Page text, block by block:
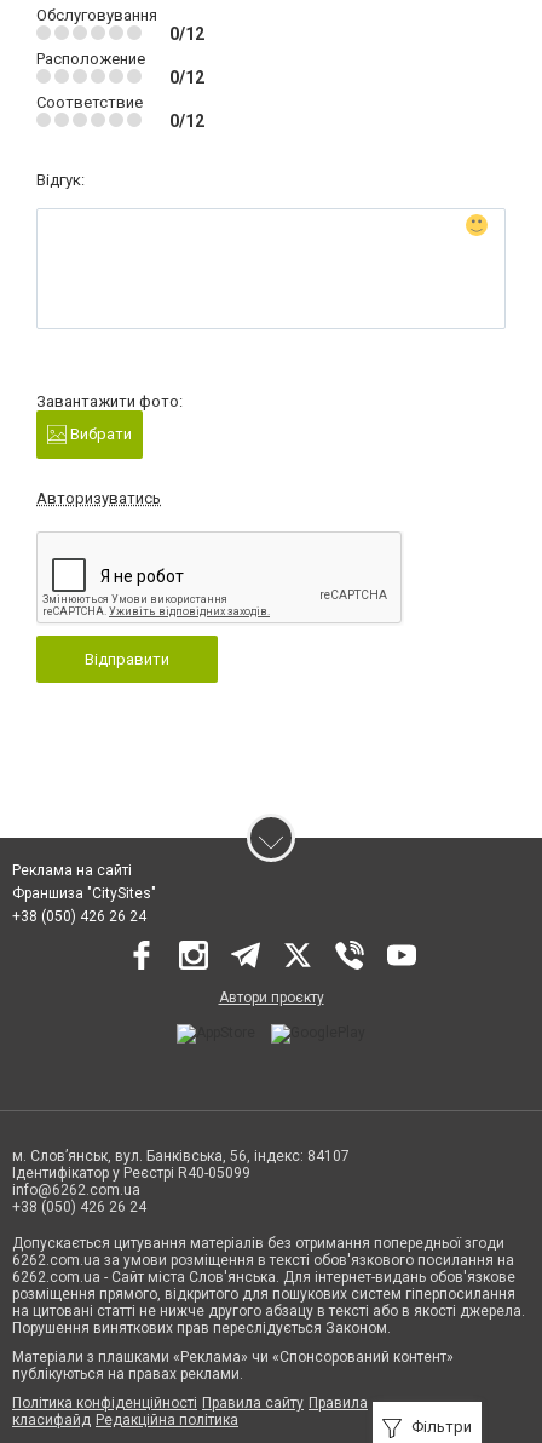
Обслуговування
0/12
Расположение
0/12
Соответствие
0/12
Відгук:
Завантажити фото:
Вибрати
Авторизуватись
Відправити
Фільтри
Реклама на сайті
Франшиза "CitySites"
+38 (050) 426 26 24
Автори проєкту
м. Слов’янськ, вул. Банківська, 56, індекс: 84107
Ідентифікатор у Реєстрі R40-05099
info@6262.com.ua
+38 (050) 426 26 24
Допускається цитування матеріалів без отримання попередньої згоди
6262.com.ua за умови розміщення в тексті обов'язкового посилання на
6262.com.ua - Сайт міста Слов'янська. Для інтернет-видань обов'язкове
розміщення прямого, відкритого для пошукових систем гіперпосилання
на цитовані статті не нижче другого абзацу в тексті або в якості джерела.
Порушення виняткових прав переслідується Законом.
Матеріали з плашками «Реклама» чи «Спонсорований контент»
публікуються на правах реклами.
Політика конфіденційності Правила сайту Правила
класифайд Редакційна політика